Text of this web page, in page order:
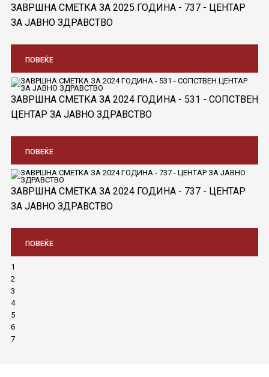
ЗАВРШНА СМЕТКА ЗА 2025 ГОДИНА - 737 - ЦЕНТАР
ЗА ЈАВНО ЗДРАВСТВО
ПОВЕЌЕ
ЗАВРШНА СМЕТКА ЗА 2024 ГОДИНА - 531 - СОПСТВЕН
ЦЕНТАР ЗА ЈАВНО ЗДРАВСТВО
ПОВЕЌЕ
ЗАВРШНА СМЕТКА ЗА 2024 ГОДИНА - 737 - ЦЕНТАР
ЗА ЈАВНО ЗДРАВСТВО
ПОВЕЌЕ
1
2
3
4
5
6
7